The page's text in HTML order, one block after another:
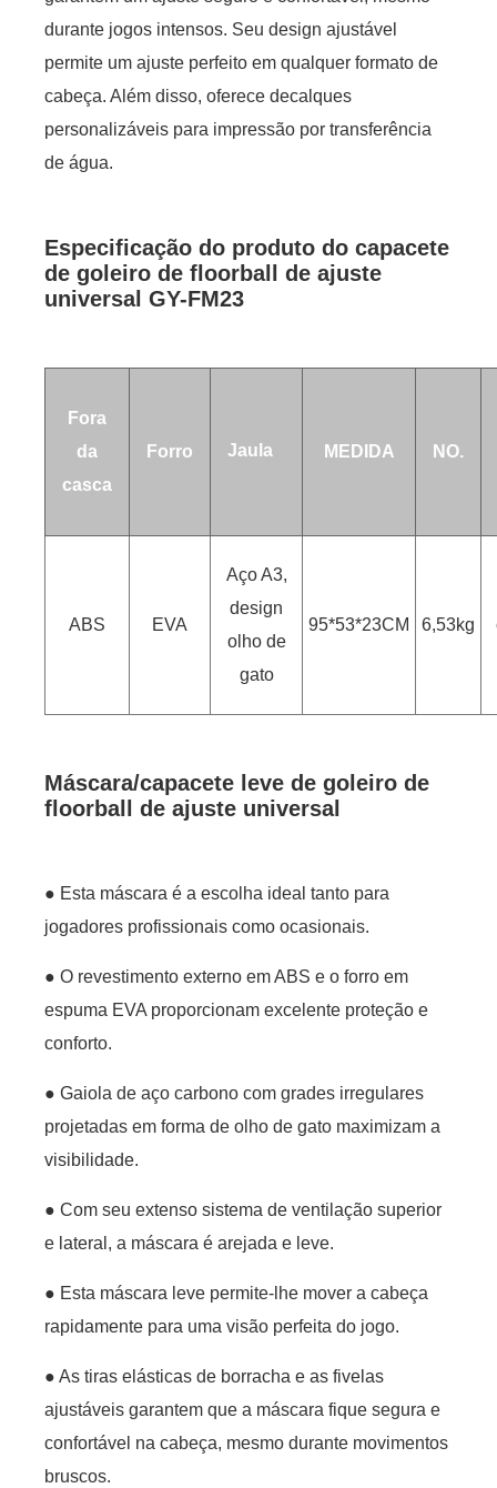
durante jogos intensos. Seu design ajustável
permite um ajuste perfeito em qualquer formato de
cabeça. Além disso, oferece decalques
personalizáveis ​​para impressão por transferência
de água.
Especificação do produto do capacete
de goleiro de floorball de ajuste
universal GY-FM23
Fora
da
casca
Forro Jaula MEDIDA NO.
ABS EVA
Aço A3,
design
olho de
gato
95*53*23CM 6,53kg
Máscara/capacete leve de goleiro de
floorball de ajuste universal
● Esta máscara é a escolha ideal tanto para
jogadores profissionais como ocasionais.
● O revestimento externo em ABS e o forro em
espuma EVA proporcionam excelente proteção e
conforto.
● Gaiola de aço carbono com grades irregulares
projetadas em forma de olho de gato maximizam a
visibilidade.
● Com seu extenso sistema de ventilação superior
e lateral, a máscara é arejada e leve.
● Esta máscara leve permite-lhe mover a cabeça
rapidamente para uma visão perfeita do jogo.
● As tiras elásticas de borracha e as fivelas
ajustáveis ​​garantem que a máscara fique segura e
confortável na cabeça, mesmo durante movimentos
bruscos.